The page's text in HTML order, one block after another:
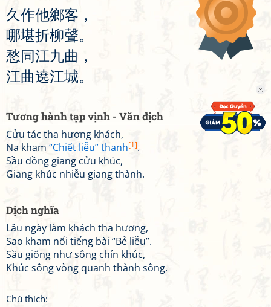
久作他鄉客 ，
哪堪折柳聲。
愁同江九曲 ，
江曲遶江城。
Tương hành tạp vịnh - Văn địch
Cửu tác tha hương khách,
Na kham “Chiết liễu” thanh[1].
Sầu đồng giang cửu khúc,
Giang khúc nhiễu giang thành.
Dịch nghĩa
Lâu ngày làm khách tha hương,
Sao kham nổi tiếng bài “Bẻ liễu”.
Sầu giống như sông chín khúc,
Khúc sông vòng quanh thành sông.
Chú thích: